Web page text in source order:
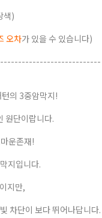
색)
오차가 있을 수 있습니다)
의 3중암막지!
원단이랍니다.
운존재!
지입니다.
지만,
차단이 보다 뛰어나답니다.